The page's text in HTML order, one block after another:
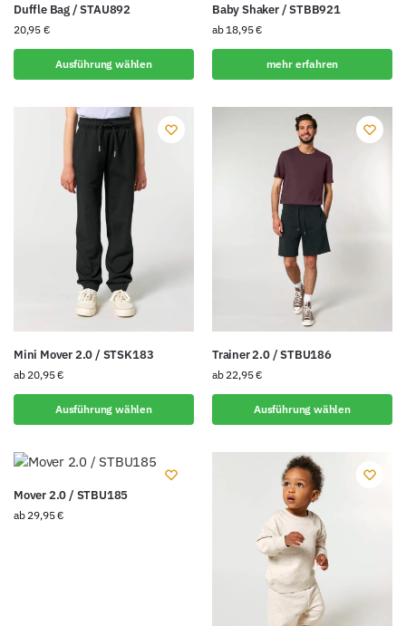
Duffle Bag / STAU892
20,95 €
Ausführung wählen
Baby Shaker / STBB921
ab 18,95€
mehr erfahren
Mini Mover 2.0 / STSK183
ab 20,95€
Ausführung wählen
Trainer 2.0 / STBU186
ab 22,95€
Ausführung wählen
Mover 2.0 / STBU185
ab 29,95€